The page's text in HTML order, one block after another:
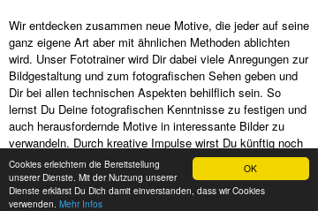
OK
Cookies erleichtern die Bereitstellung
unserer Dienste. Mit der Nutzung unserer
Dienste erklärst Du Dich damit einverstanden, dass wir Cookies
verwenden. Mehr Infos
Wir entdecken zusammen neue Motive, die jeder auf seine
ganz eigene Art aber mit ähnlichen Methoden ablichten
wird. Unser Fototrainer wird Dir dabei viele Anregungen zur
Bildgestaltung und zum fotografischen Sehen geben und
Dir bei allen technischen Aspekten behilflich sein. So
lernst Du Deine fotografischen Kenntnisse zu festigen und
auch herausfordernde Motive in interessante Bilder zu
verwandeln. Durch kreative Impulse wirst Du künftig noch
besser Bildideen »sehen« können und durch die neu
gelernten Handfertigkeiten Deine Ideen mit mehr Erfolg
umsetzen können.